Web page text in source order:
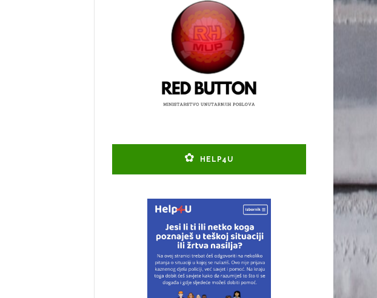
HELP4U